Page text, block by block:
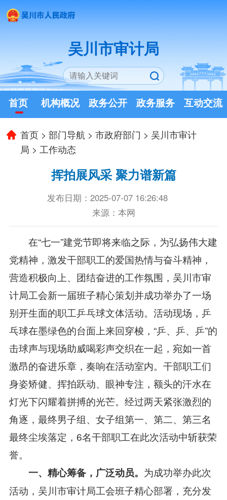
吴川市审计局
首页 机构概况 政务公开 政务服务 互动交流
首页 >部门导航 >市政府部门 > 吴川市审计
局 > 工作动态
挥拍展风采 聚力谱新篇
发布日期：2025-07-07 16:26:48
来源：本网
在“七一”建党节即将来临之际，为弘扬伟大建
党精神，激发干部职工的爱国热情与奋斗精神，
营造积极向上、团结奋进的工作氛围，吴川市审
计局工会新一届班子精心策划并成功举办了一场
别开生面的职工乒乓球文体活动。活动现场，乒
乓球在墨绿色的台面上来回穿梭，“乒、乒、乒”的
击球声与现场助威喝彩声交织在一起，宛如一首
激昂的奋进乐章，奏响在活动室内。干部职工们
身姿矫健、挥拍跃动、眼神专注，额头的汗水在
灯光下闪耀着拼搏的光芒。经过两天紧张激烈的
角逐，最终男子组、女子组第一、第二、第三名
最终尘埃落定，6名干部职工在此次活动中斩获荣
誉。
一、 精心筹备， 广泛动员。 为成功举办此次
活动，吴川市审计局工会班子精心部署，充分发